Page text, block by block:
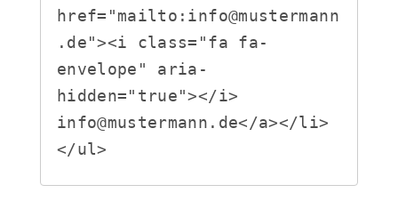
href="mailto:info@mustermann
.de"><i class="fa fa-
envelope" aria-
hidden="true"></i>
info@mustermann.de</a></li>
</ul>